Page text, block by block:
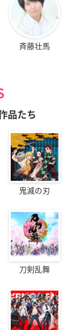
斉藤壮馬
品たち
鬼滅の刃
刀剣乱舞